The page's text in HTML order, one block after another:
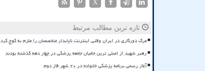
X
تازه ترین مطالب مرتبط
مرگ دورکاری در ایران وقتی اینترنت ناپایدار متخصصان را ملزم به کوچ کرد
رهبر شهید از اصلی ترین حامیان جامعه پزشکی در چهار دهه گذشته بودند
آغاز رسمی برنامه پزشکی خانواده در ۲۰ شهر فاز دوم